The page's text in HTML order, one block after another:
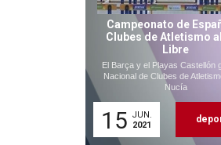
Campeonato de
Clubes de Atletismo
Libre
El Barça y el Playas Castellón
Nacional de Clubes de
Nucía
15 JUN.
2021